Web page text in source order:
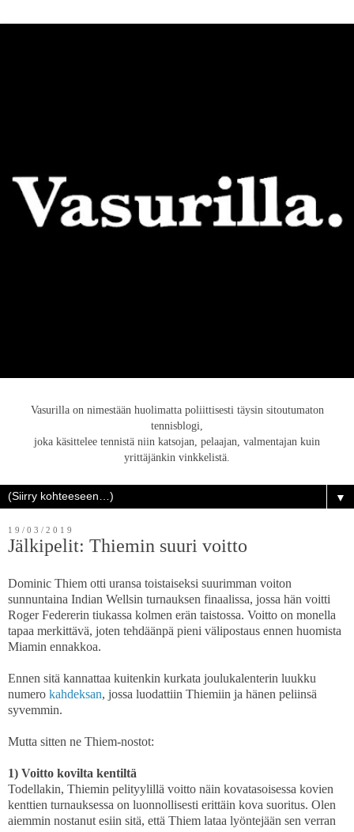
Vasurilla on nimestään huolimatta poliittisesti täysin sitoutumaton
tennisblogi,
joka käsittelee tennistä niin katsojan, pelaajan, valmentajan kuin
yrittäjänkin vinkkelistä.
▼
19/03/2019
Jälkipelit: Thiemin suuri voitto
Dominic Thiem otti uransa toistaiseksi suurimman voiton
sunnuntaina Indian Wellsin turnauksen finaalissa, jossa hän voitti
Roger Federerin tiukassa kolmen erän taistossa. Voitto on monella
tapaa merkittävä, joten tehdäänpä pieni välipostaus ennen huomista
Miamin ennakkoa.
Ennen sitä kannattaa kuitenkin kurkata joulukalenterin luukku
numero kahdeksan, jossa luodattiin Thiemiin ja hänen peliinsä
syvemmin.
Mutta sitten ne Thiem-nostot:
1) Voitto kovilta kentiltä
Todellakin, Thiemin pelityylillä voitto näin kovatasoisessa kovien
kenttien turnauksessa on luonnollisesti erittäin kova suoritus. Olen
aiemmin nostanut esiin sitä, että Thiem lataa lyöntejään sen verran